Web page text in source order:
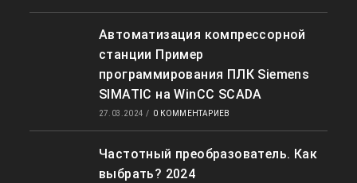
Автоматизация компрессорной
станции Пример
программирования ПЛК Siemens
SIMATIC на WinCC SCADA
27.03.2024 / 0 КОММЕНТАРИЕВ
Частотный преобразователь. Как
выбрать? 2024